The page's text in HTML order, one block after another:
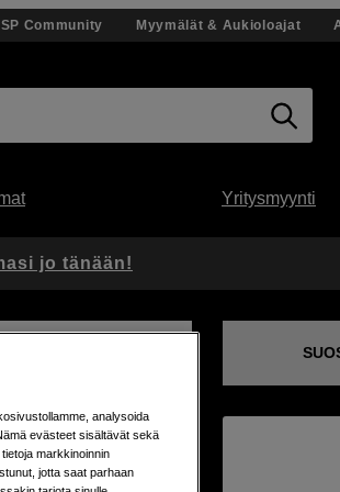
SP Community Myymälät & Aukioloajat
Yritysmyynti
jo tänään!
analysoida
evästeet sisältävät sekä
markkinoinnin
jotta saat parhaan